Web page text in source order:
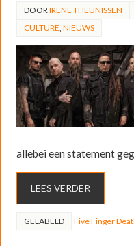
DOOR IRENE THEUNISSEN
CULTURE NIEUWS
allebei een statement
LEES VERDER
GELABELD Five Finger